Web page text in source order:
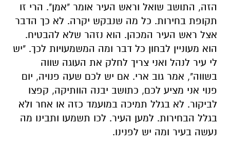
הזה, התושב שואל וראש העיר אומר "אמן". הרי זו
תקופת בחירות. כל מה שנבקש יקרה. לא כך הדבר
אצל ראש העיר המכהן. הוא נזהר שלא להבטיח.
הוא מעוניין לבחון כל דבר ומה המשמעויות לכך. "יש
לי עיר לנהל ואני צריך לחלק את העוגה שווה
בשווה", אמר גוב ארי. אם יש לכם שעה פנויה, יום
פנוי אני מציע לכם, כתושב יבנה הוותיקה, קפצו
לביקור. לא בגלל תמיכה במועמד כזה או אחר ולא
בגלל הבחירות. למען העיר. לכו תשמעו ותבינו מה
נעשה בעיר ומה יש לפנינו.